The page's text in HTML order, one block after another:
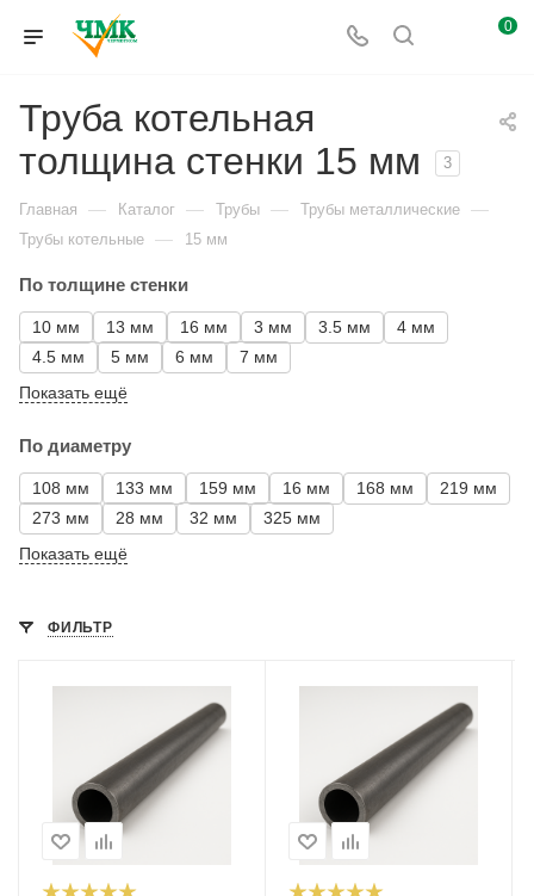
0
Труба котельная
толщина стенки 15 мм
3
Главная — Каталог — Трубы — Трубы металлические —
Трубы котельные — 15 мм
По толщине стенки
10 мм 13 мм 16 мм 3 мм 3.5 мм
4 мм
4.5 мм
5 мм 6 мм
7 мм
Показать ещё
По диаметру
108 мм 133 мм 159 мм 16 мм 168 мм
219 мм
273 мм
28 мм 32 мм
325 мм
Показать ещё
ФИЛЬТР